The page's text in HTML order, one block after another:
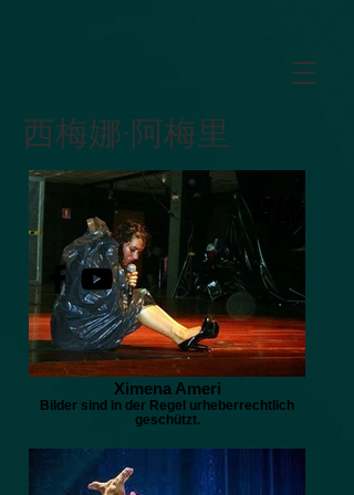
西梅娜·阿梅里
Ximena Ameri
Bilder sind in der Regel urheberrechtlich
geschützt.
背部